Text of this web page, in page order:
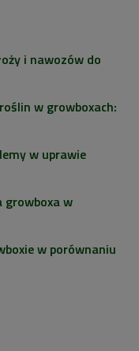
i nawozów do
w growboxach:
w uprawie
growboxa w
w porównaniu